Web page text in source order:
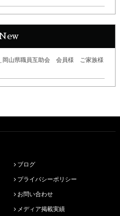
New
岡山県職員互助会 会員様 ご家族様
ブログ
プライバシーポリシー
お問い合わせ
メディア掲載実績